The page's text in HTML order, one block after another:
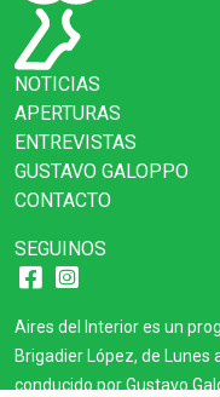
NOTICIAS
APERTURAS
ENTREVISTAS
GUSTAVO GALOPPO
CONTACTO
SEGUINOS
Aires del Interior es un
Brigadier López, de Lunes
conducido por Gustavo